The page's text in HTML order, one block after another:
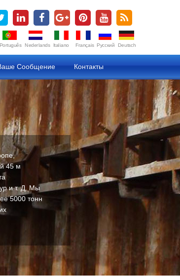
Português Nederlands Italiano Français Русский Deutsch
Сообщение Контакты
45 м
и т. Д. Мы
5000 тонн